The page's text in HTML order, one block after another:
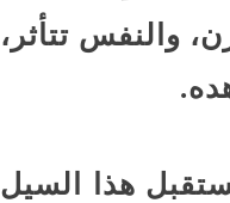
والنفس تتأثر،
هذا السيل